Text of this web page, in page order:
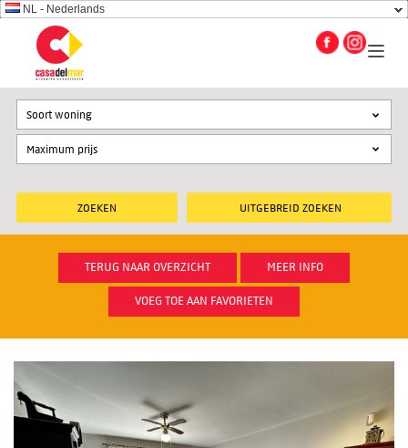
NL - Nederlands
UITGEBREID ZOEKEN
Soort woning
TERUG NAAR OVERZICHT MEER INFO
VOEG TOE AAN FAVORIETEN